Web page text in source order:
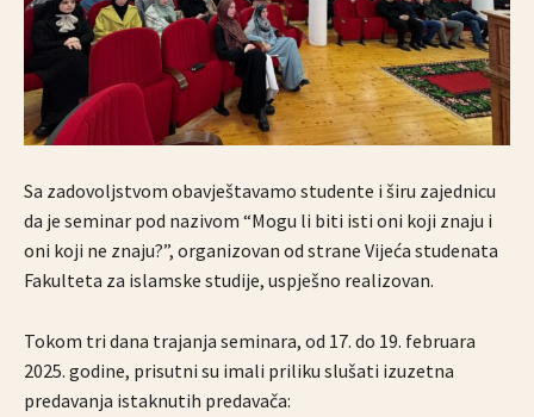
Sa zadovoljstvom obavještavamo studente i širu zajednicu
da je seminar pod nazivom “Mogu li biti isti oni koji znaju i
oni koji ne znaju?”, organizovan od strane Vijeća studenata
Fakulteta za islamske studije, uspješno realizovan.
Tokom tri dana trajanja seminara, od 17. do 19. februara
2025. godine, prisutni su imali priliku slušati izuzetna
predavanja istaknutih predavača: